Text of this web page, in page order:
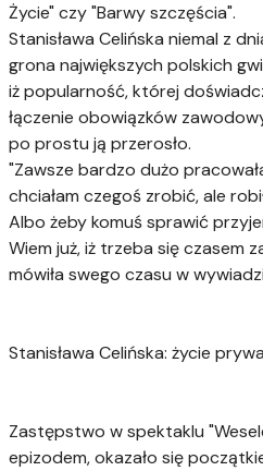
Życie" czy "Barwy szczęścia".
Stanisława Celińska niemal z
grona największych polskich
iż popularność, której
łączenie obowiązków
po prostu ją przerosło.
"Zawsze bardzo dużo
chciałam czegoś zrobić, ale
Albo żeby komuś sprawić
Wiem już, iż trzeba się czasem
mówiła swego czasu w
Stanisława Celińska: życie
Zastępstwo w spektaklu
epizodem, okazało się